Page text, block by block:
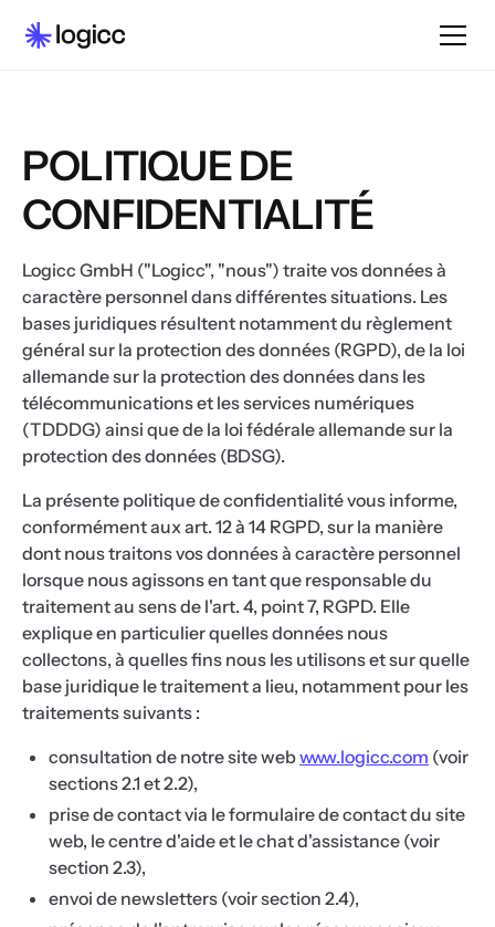
POLITIQUE DE
CONFIDENTIALITÉ
Logicc GmbH ("Logicc", "nous") traite vos données à
caractère personnel dans différentes situations. Les
bases juridiques résultent notamment du règlement
général sur la protection des données (RGPD), de la loi
allemande sur la protection des données dans les
télécommunications et les services numériques
(TDDDG) ainsi que de la loi fédérale allemande sur la
protection des données (BDSG).
La présente politique de confidentialité vous informe,
conformément aux art. 12 à 14 RGPD, sur la manière
dont nous traitons vos données à caractère personnel
lorsque nous agissons en tant que responsable du
traitement au sens de l'art. 4, point 7, RGPD. Elle
explique en particulier quelles données nous
collectons, à quelles fins nous les utilisons et sur quelle
base juridique le traitement a lieu, notamment pour les
traitements suivants :
consultation de notre site webwww.logicc.com (voir
sections 2.1 et 2.2),
prise de contact via le formulaire de contact du site
web, le centre d'aide et le chat d'assistance (voir
section 2.3),
envoi de newsletters (voir section 2.4),